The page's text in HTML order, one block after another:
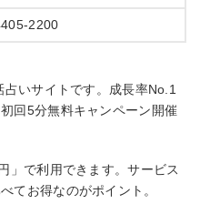
2200
いサイトです。成長率No.1
回5分無料キャンペーン開催
」で利用できます。サービス
てお得なのがポイント。